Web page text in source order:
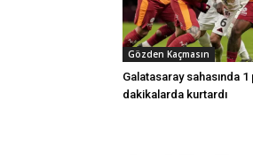
Gözden Kaçmasın
Galatasaray sahasında 1
dakikalarda kurtardı